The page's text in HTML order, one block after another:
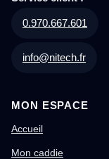
0.970.667.601
info@nitech.fr
MON ESPACE
Accueil
Mon caddie